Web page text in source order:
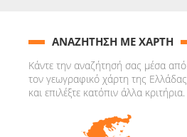
ΑΝΑΖΗΤΗΣΗ ΜΕ ΧΑΡΤΗ
Κάντε την αναζήτησή σας μέσα από
τον γεωγραφικό χάρτη της Ελλάδας
και επιλέξτε κατόπιν άλλα κριτήρια.